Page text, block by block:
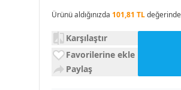
Ürünü aldığınızda 101,81 TLdeğerinde
Karşılaştır
Favorilerine ekle
Paylaş